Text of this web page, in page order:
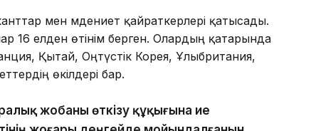
мен мәдениет қайраткерлері қатысады.
16 елден өтінім берген. Олардың қатарында
Қытай, Оңтүстік Корея, Ұлыбритания,
өкілдері бар.
жобаны өткізу құқығына ие